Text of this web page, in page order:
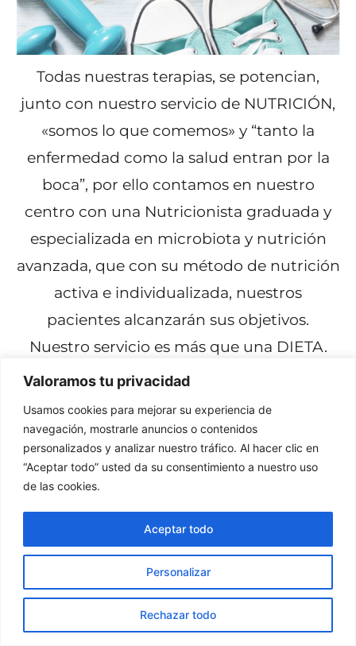
Valoramos tu privacidad
Usamos cookies para mejorar su experiencia de
navegación, mostrarle anuncios o contenidos
personalizados y analizar nuestro tráfico. Al hacer clic en
“Aceptar todo” usted da su consentimiento a nuestro uso
de las cookies.
Personalizar
Rechazar todo
Aceptar todo
Todas nuestras terapias, se potencian,
junto con nuestro servicio de NUTRICIÓN,
«somos lo que comemos» y “tanto la
enfermedad como la salud entran por la
boca”, por ello contamos en nuestro
centro con una Nutricionista graduada y
especializada en microbiota y nutrición
avanzada, que con su método de nutrición
activa e individualizada, nuestros
pacientes alcanzarán sus objetivos.
Nuestro servicio es más que una DIETA.
Para conseguir ser excepcionales en
nuestros programas de nutrición
contamos con una Terapia exclusiva
denominada EPIGENÉTICA , que mediante
una prueba sencilla e indolora, a través del
general de nuestro organismo y los TEST
DE MICROBIOTA, que dan un plus extra
para trabajar todo el organismo